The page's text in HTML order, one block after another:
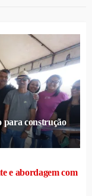
para construção
e abordagem com